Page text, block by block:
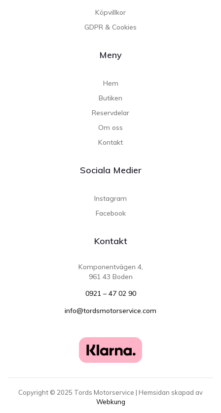
Köpvillkor
GDPR & Cookies
Meny
Hem
Butiken
Reservdelar
Om oss
Kontakt
Sociala Medier
Instagram
Facebook
Kontakt
Komponentvägen 4,
961 43 Boden
0921 – 47 02 90
info@tordsmotorservice.com
Copyright © 2025 Tords Motorservice | Hemsidan skapad av
Webkung